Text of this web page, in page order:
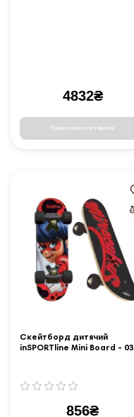
4832₴
Повідомити коли з'явиться
Скейтборд дитячий
inSPORTline Mini Board - 03
856₴